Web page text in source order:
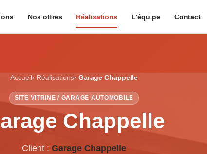
Nos offres Réalisations L'équipe Contact
Accueil Réalisations Garage Chappelle
SITE VITRINE / GARAGE AUTOMOBILE
Chappelle
Client : Garage Chappelle